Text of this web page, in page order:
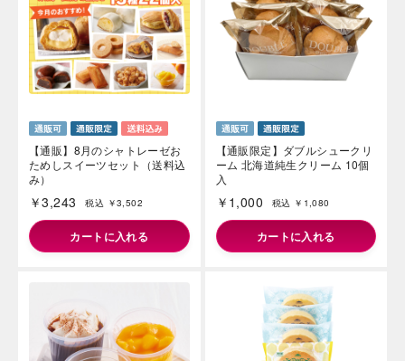
【通販】8月のシャトレーゼお
ためしスイーツセット（送料込
み）
￥3,243 税込 ￥3,502
カートに入れる
【通販限定】ダブルシュークリ
ーム 北海道純生クリーム 10個
入
￥1,000 税込 ￥1,080
カートに入れる